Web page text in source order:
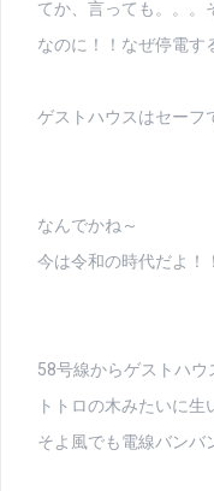
てか、言っても。。。
なのに！！なぜ停電す
ゲストハウスはセーフ
なんでかね～
今は令和の時代だよ！！
58号線からゲストハ
トトロの木みたいに生
そよ風でも電線バンバ